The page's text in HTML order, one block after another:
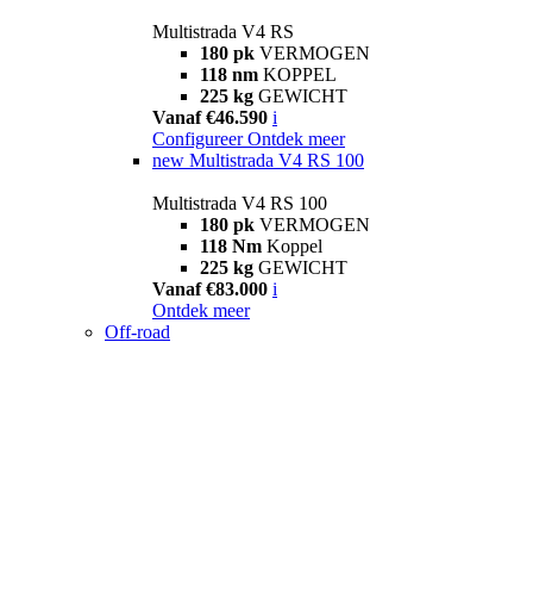
Multistrada V4 RS
180 pk VERMOGEN
118 nm KOPPEL
225 kg GEWICHT
Vanaf €46.590 i
Configureer Ontdek meer
new Multistrada V4 RS 100
Multistrada V4 RS 100
180 pk VERMOGEN
118 Nm Koppel
225 kg GEWICHT
Vanaf €83.000 i
Ontdek meer
Off-road